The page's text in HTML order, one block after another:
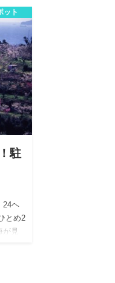
ット
駐
24ヘ
とめ2
が見